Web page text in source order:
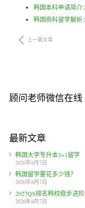
韩国本科申请简介
韩国商科留学解析
上一篇文章
顾问老师微信在线
最新文章
韩国大学专升本3+1留学
2026年8月7日
韩国留学要花多少钱？
2026年8月7日
2027QS排名韩校稳步进
2026年8月7日